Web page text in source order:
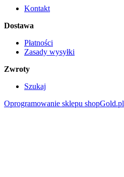
Kontakt
Dostawa
Płatności
Zasady wysyłki
Zwroty
Szukaj
Oprogramowanie sklepu shopGold.pl